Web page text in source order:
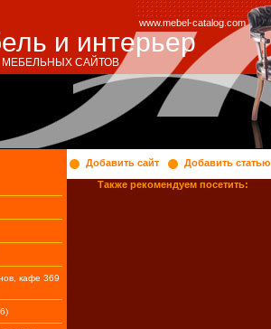
и интерьер
www.mebel-catalog.com
МЕБЕЛЬНЫХ САЙТОВ
кафе 369
Добавить сайт Добавить статью
Также рекомендуем посетить: